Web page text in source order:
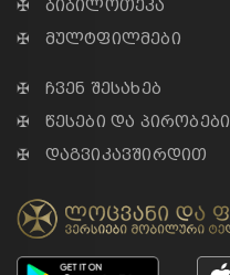
✠ ბიბილოთეკა
✠ მულტფილმები
✠ ჩვენ შესახებ
✠ წესები და პირობები
✠ დაგვიკავშირდით